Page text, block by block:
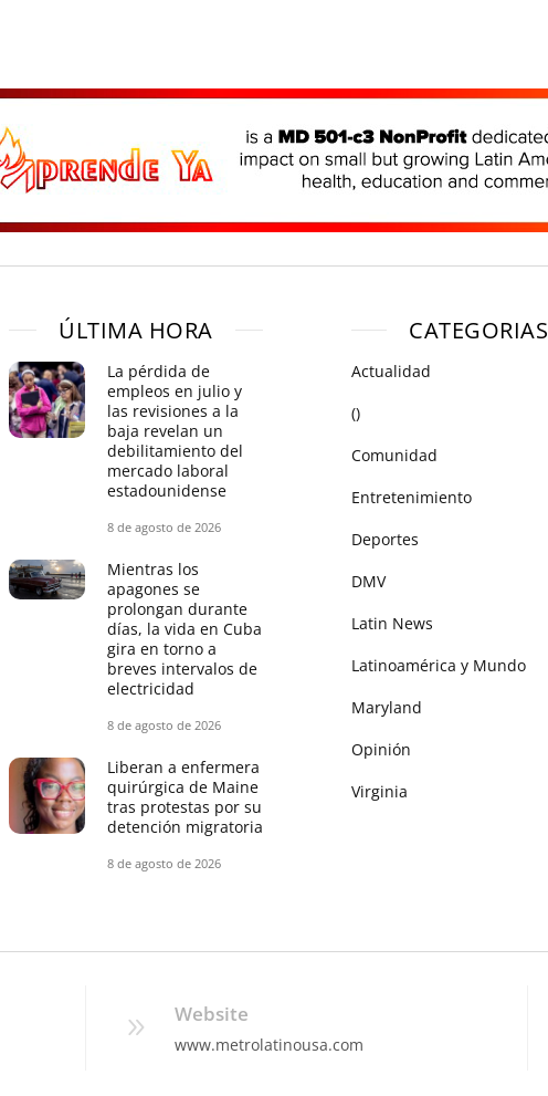
ÚLTIMA HORA
La pérdida de
empleos en julio y
las revisiones a la
baja revelan un
debilitamiento del
mercado laboral
estadounidense
8 de agosto de 2026
Mientras los
apagones se
prolongan durante
días, la vida en Cuba
gira en torno a
breves intervalos de
electricidad
8 de agosto de 2026
Liberan a enfermera
quirúrgica de Maine
tras protestas por su
detención migratoria
8 de agosto de 2026
CATEGORIAS
Actualidad
()
Comunidad
Entretenimiento
Deportes
DMV
Latin News
Latinoamérica y Mundo
Maryland
Opinión
Virginia
Website
www.metrolatinousa.com